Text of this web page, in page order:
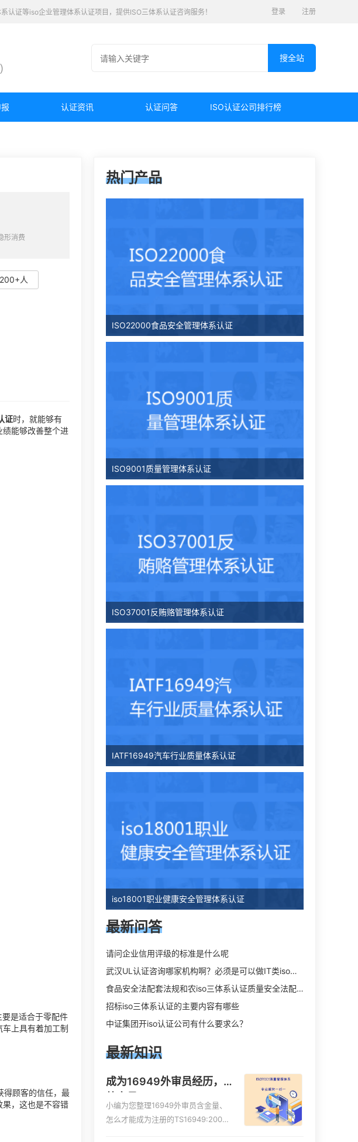
证等iso企业管理体系认证项目，提供ISO三体系认证咨询服务！ 登录 注册
认证资讯 认证问答 ISO认证公司排行榜
形消费
200+人
证时，就能够有
能够改善整个进
是适合于零配件
上具有着加工制
得顾客的信任，最
，这也是不容错
热门产品
ISO22000食品安全管理体系认证
ISO9001质量管理体系认证
ISO37001反贿赂管理体系认证
IATF16949汽车行业质量体系认证
iso18001职业健康安全管理体系认证
最新问答
请问企业信用评级的标准是什么呢
武汉UL认证咨询哪家机构啊？必须是可以做IT类iso三体系认证UL认证的机构？
食品安全法配套法规和农iso三体系认证质量安全法配套法规分别是什么？
招标iso三体系认证的主要内容有哪些
中证集团开iso认证公司有什么要求么？
最新知识
成为16949外审员经历，
小编为您整理16949外审员含金量、
怎么才能成为注册的TS16949:2009